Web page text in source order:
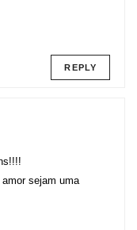
REPLY
sejam uma